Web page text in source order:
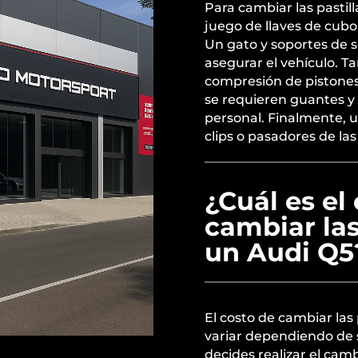
Para cambiar las
juego de llaves de
Un gato y soportes de
asegurar el vehículo.
compresión de
se requieren guantes
personal. Finalmente,
clips o pasadores de
¿Cuál es
cambiar
un Audi
El costo de cambiar
variar dependiendo de
decides realizar el